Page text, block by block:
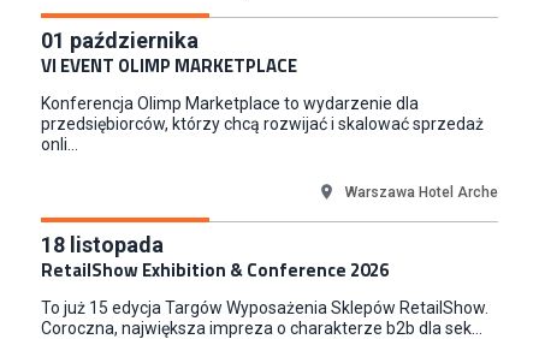
Kraków
Junior RPA Developer (k/m)
TERG S.A.
01 października
VI EVENT OLIMP MARKETPLACE
Konferencja Olimp Marketplace to wydarzenie dla
przedsiębiorców, którzy chcą rozwijać i skalować sprzedaż
onli...
Warszawa Hotel Arche
18 listopada
RetailShow Exhibition & Conference 2026
To już 15 edycja Targów Wyposażenia Sklepów RetailShow.
Coroczna, największa impreza o charakterze b2b dla sek...